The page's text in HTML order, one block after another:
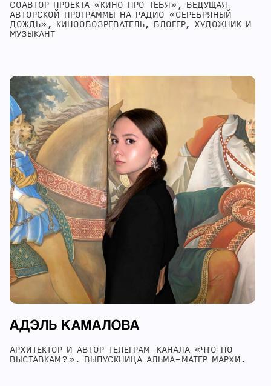
СОАВТОР ПРОЕКТА «КИНО ПРО ТЕБЯ», ВЕДУЩАЯ
АВТОРСКОЙ ПРОГРАММЫ НА РАДИО «СЕРЕБРЯНЫЙ
ДОЖДЬ», КИНООБОЗРЕВАТЕЛЬ, БЛОГЕР, ХУДОЖНИК И
МУЗЫКАНТ
АДЭЛЬ КАМАЛОВА
АРХИТЕКТОР И АВТОР ТЕЛЕГРАМ-КАНАЛА «ЧТО ПО
ВЫСТАВКАМ?». ВЫПУСКНИЦА АЛЬМА-МАТЕР МАРХИ.